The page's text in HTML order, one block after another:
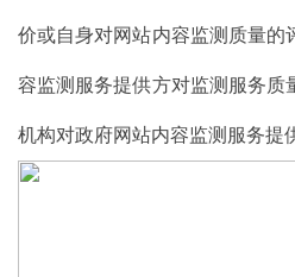
价或自身对网站内容监测质量的
容监测服务提供方对监测服务质
机构对政府网站内容监测服务提